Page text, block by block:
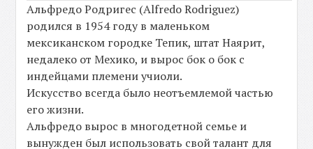
Альфредо Родригес (Alfredo Rodriguez)
родился в 1954 году в маленьком
мексиканском городке Тепик, штат Наярит,
недалеко от Мехико, и вырос бок о бок с
индейцами племени учиоли.
Искусство всегда было неотъемлемой частью
его жизни.
Альфредо вырос в многодетной семье и
вынужден был использовать свой талант для